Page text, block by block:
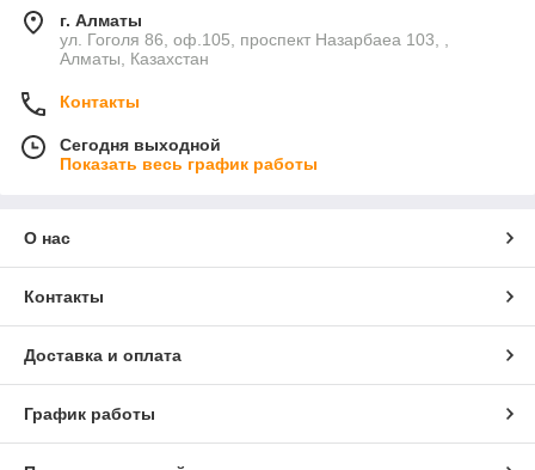
г. Алматы
ул. Гоголя 86, оф.105, проспект Назарбаеа 103, ,
Алматы, Казахстан
Контакты
Сегодня выходной
Показать весь график работы
О нас
Контакты
Доставка и оплата
График работы